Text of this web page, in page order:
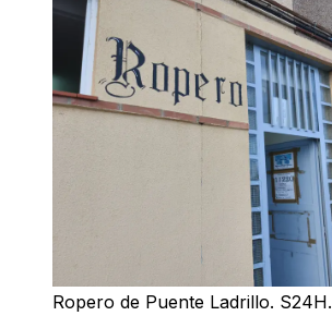
Ropero de Puente Ladrillo. S24H.